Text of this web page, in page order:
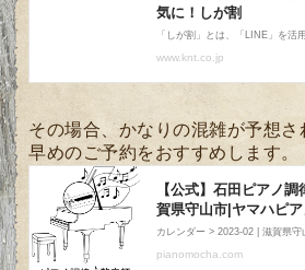
その場合、かなりの混雑が予想さ
早めのご予約をおすすめします。